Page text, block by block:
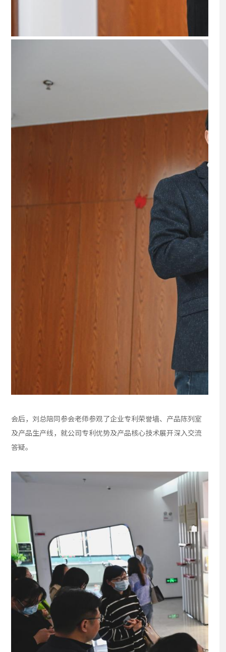
会后，刘总陪同参会老师参观了企业专利荣誉墙、产品陈列室
及产品生产线，就公司专利优势及产品核心技术展开深入交流
答疑。